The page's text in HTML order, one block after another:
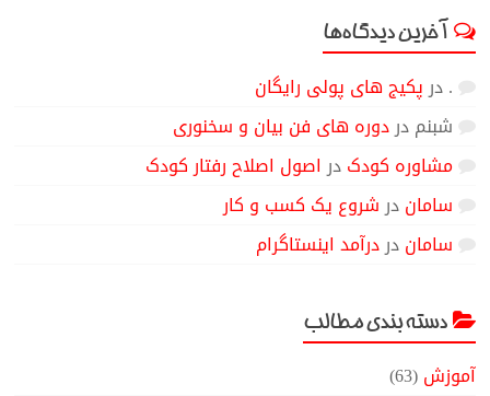
آخرین دیدگاه‌ها
.درپکیج های پولی رایگان
شبنمدردوره های فن بیان و سخنوری
مشاوره کودکدراصول اصلاح رفتار کودک
ساماندرشروع یک کسب و کار
ساماندردرآمد اینستاگرام
دسته بندی مطالب
آموزش(63)